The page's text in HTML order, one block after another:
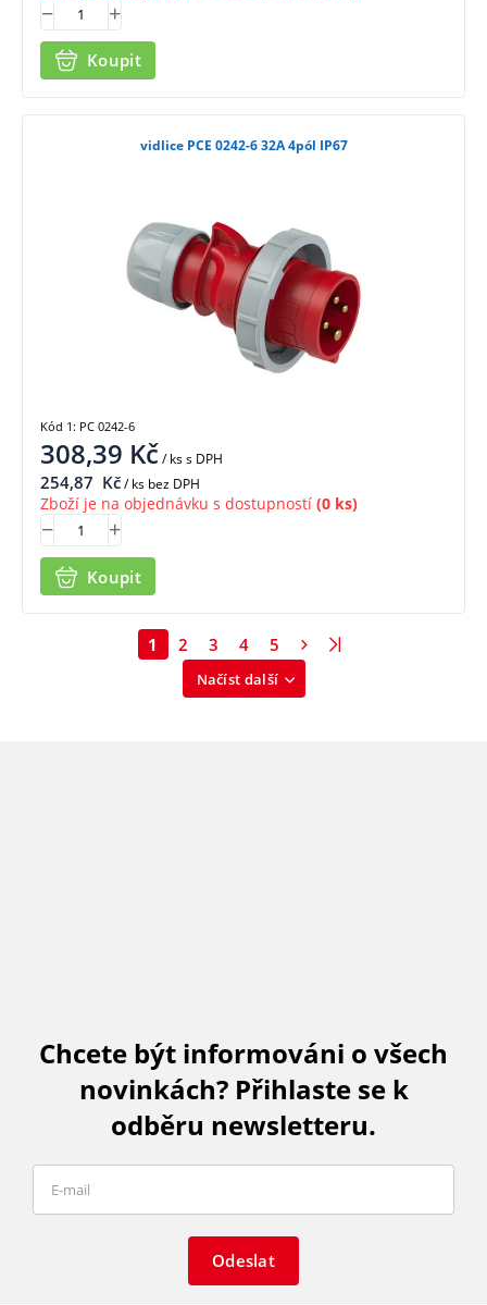
Koupit
vidlice PCE 0242-6 32A 4pól IP67
308,39 Kč/ kss DPH
254,87 Kč/ ks bez DPH
Zboží je na objednávku s dostupností (0 ks)
Koupit
Kód 1: PC 0242-6
Načíst další
1 2 3 4 5
Chcete být informováni o všech
novinkách? Přihlaste se k
odběru newsletteru.
Odeslat